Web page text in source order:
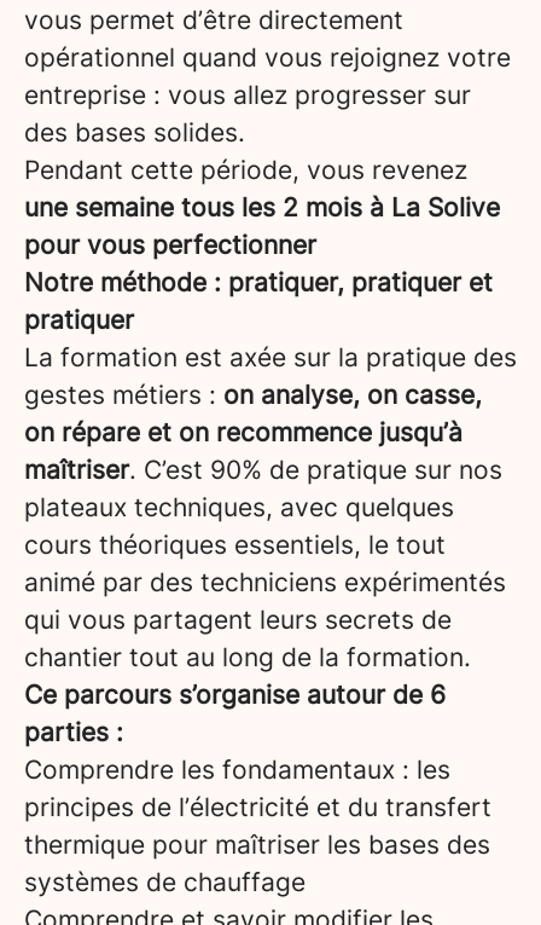
vous permet d’être directement
opérationnel quand vous rejoignez votre
entreprise : vous allez progresser sur
des bases solides.
Pendant cette période, vous revenez
une semaine tous les 2 mois à La Solive
pour vous perfectionner
Notre méthode : pratiquer, pratiquer et
pratiquer
La formation est axée sur la pratique des
gestes métiers : on analyse, on casse,
on répare et on recommence jusqu’à
maîtriser. C’est 90% de pratique sur nos
plateaux techniques, avec quelques
cours théoriques essentiels, le tout
animé par des techniciens expérimentés
qui vous partagent leurs secrets de
chantier tout au long de la formation.
Ce parcours s’organise autour de 6
parties :
Comprendre les fondamentaux : les
principes de l’électricité et du transfert
thermique pour maîtriser les bases des
systèmes de chauffage